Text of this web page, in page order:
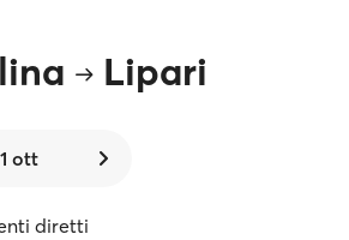
Lipari
ott
diretti